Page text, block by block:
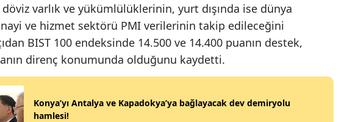
Kastamonu
Kayseri
Kırklareli
döviz varlık ve yükümlülüklerinin, yurt dışında ise dünya
ve hizmet sektörü PMI verilerinin takip edileceğini
BIST 100 endeksinde 14.500 ve 14.400 puanın destek,
direnç konumunda olduğunu kaydetti.
Konya’yı Antalya ve Kapadokya’ya bağlayacak dev demiryolu
hamlesi!